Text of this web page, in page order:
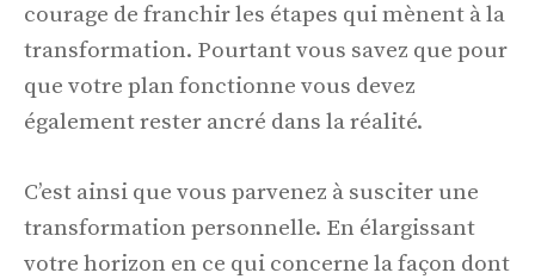
courage de franchir les étapes qui mènent à la
transformation. Pourtant vous savez que pour
que votre plan fonctionne vous devez
également rester ancré dans la réalité.
C’est ainsi que vous parvenez à susciter une
transformation personnelle. En élargissant
votre horizon en ce qui concerne la façon dont